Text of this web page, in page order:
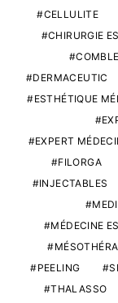
CELLULITE
CHIRURGIE
DERMACEUTIC
ESTHÉTIQUE
EXPERT
FILORGA
INJECTABLES
MÉDECINE
PEELING
THALASSO